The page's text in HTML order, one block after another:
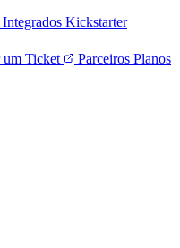
Kickstarter
Ticket Parceiros Planos